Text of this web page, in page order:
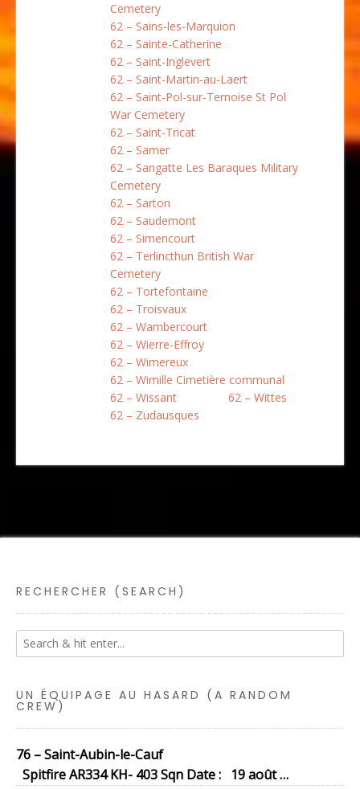
Cemetery
62 – Sains-les-Marquion
62 – Sainte-Catherine
62 – Saint-Inglevert
62 – Saint-Martin-au-Laert
62 – Saint-Pol-sur-Ternoise St Pol
War Cemetery
62 – Saint-Tricat
62 – Samer
62 – Sangatte Les Baraques Military
Cemetery
62 – Sarton
62 – Saudemont
62 – Simencourt
62 – Terlincthun British War
Cemetery
62 – Tortefontaine
62 – Troisvaux
62 – Wambercourt
62 – Wierre-Effroy
62 – Wimereux
62 – Wimille Cimetière communal
62 – Wissant
62 – Wittes
62 – Zudausques
RECHERCHER (SEARCH)
UN ÉQUIPAGE AU HASARD (A RANDOM
CREW)
76 – Saint-Aubin-le-Cauf
Spitfire AR334 KH- 403 Sqn Date : 19 août …